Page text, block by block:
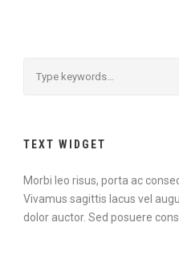
TEXT WIDGET
Morbi leo risus, porta ac
Vivamus sagittis lacus vel
dolor auctor. Sed posuere